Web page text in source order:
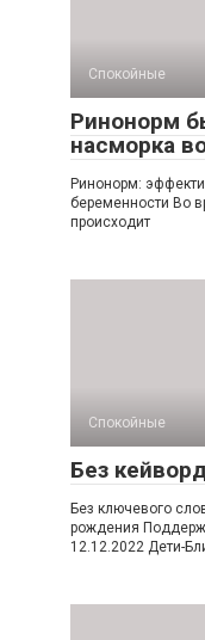
Спокойные
Ринонорм
насморка
Ринонорм:
беременности Во
происходит
Спокойные
Без
Без ключевого
рождения
12.12.2022 Дети-